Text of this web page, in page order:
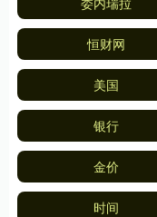
恒财网
美国
银行
金价
时间